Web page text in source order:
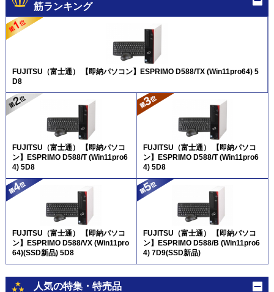
筋ランキング
FUJITSU（富士通） 【即納パソコン】ESPRIMO D588/TX (Win11pro64) 5
D8
FUJITSU（富士通） 【即納パソコ
ン】ESPRIMO D588/T (Win11pro6
4) 5D8
FUJITSU（富士通） 【即納パソコ
ン】ESPRIMO D588/T (Win11pro6
4) 5D8
FUJITSU（富士通） 【即納パソコ
ン】ESPRIMO D588/VX (Win11pro
64)(SSD新品) 5D8
FUJITSU（富士通） 【即納パソコ
ン】ESPRIMO D588/B (Win11pro6
4) 7D9(SSD新品)
人気の特集・特売品